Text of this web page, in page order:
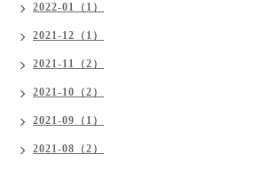
2022-01（1）
2021-12（1）
2021-11（2）
2021-10（2）
2021-09（1）
2021-08（2）